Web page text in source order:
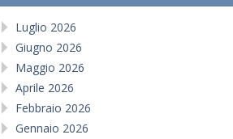
Luglio 2026
Giugno 2026
Maggio 2026
Aprile 2026
Febbraio 2026
Gennaio 2026